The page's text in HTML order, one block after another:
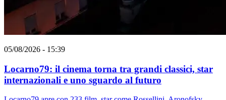
05/08/2026 - 15:39
Locarno79: il cinema torna tra grandi classici, star
internazionali e uno sguardo al futuro